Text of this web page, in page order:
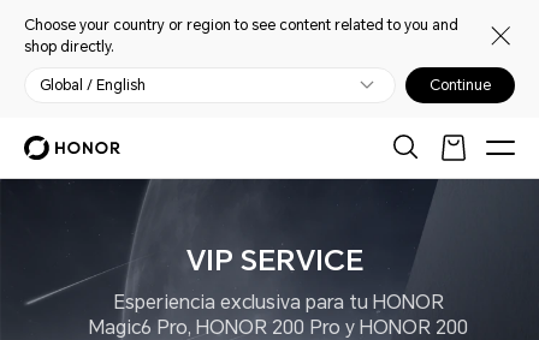
Choose your country or region to see content related to you and
shop directly.
Global / English Continue
VIP SERVICE
Esperiencia exclusiva para tu HONOR
Magic6 Pro, HONOR 200 Pro y HONOR 200